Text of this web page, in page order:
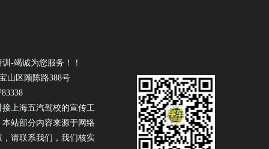
-竭诚为您服务！！
山区顾陈路388号
上海五汽驾校的宣传工
站部分内容来源于网络
请联系我们，我们核实